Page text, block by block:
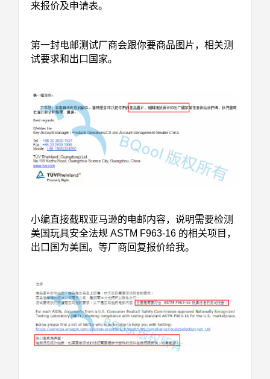
来报价及申请表。
第一封电邮测试厂商会跟你要商品图片，相关测
试要求和出口国家。
小编直接截取亚马逊的电邮内容，说明需要检测
美国玩具安全法规 ASTM F963-16 的相关项目，
出口国为美国。等厂商回复报价给我。